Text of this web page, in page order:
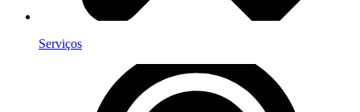
Serviços